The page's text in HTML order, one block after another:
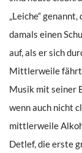
„Leiche“
damals einen
auf, als er sich
Mittlerweile fährt
Musik mit seiner
wenn auch nicht
mittlerweile
Detlef, die erste